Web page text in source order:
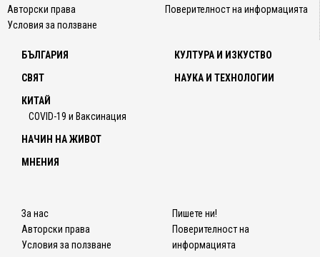
Авторски права
Условия за ползване
Поверителност на информацията
БЪЛГАРИЯ
СВЯТ
КИТАЙ
COVID-19 и Ваксинация
КУЛТУРА И ИЗКУСТВО
НАУКА И ТЕХНОЛОГИИ
НАЧИН НА ЖИВОТ
МНЕНИЯ
За нас
Авторски права
Условия за ползване
Пишете ни!
Поверителност на
информацията